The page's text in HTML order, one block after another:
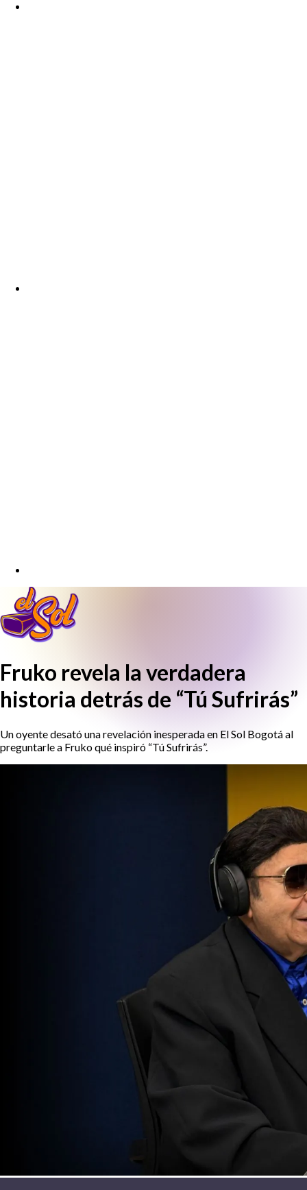
Fruko revela la verdadera
historia detrás de “Tú Sufrirás”
Un oyente desató una revelación inesperada en El Sol Bogotá al
preguntarle a Fruko qué inspiró “Tú Sufrirás”.